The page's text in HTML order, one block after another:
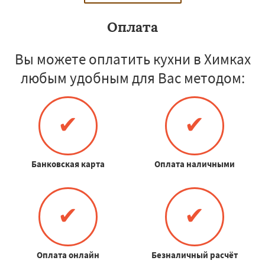
Оплата
Вы можете оплатить кухни в Химках
любым удобным для Вас методом:
✔
Банковская карта
✔
Оплата наличными
✔
Оплата онлайн
✔
Безналичный расчёт